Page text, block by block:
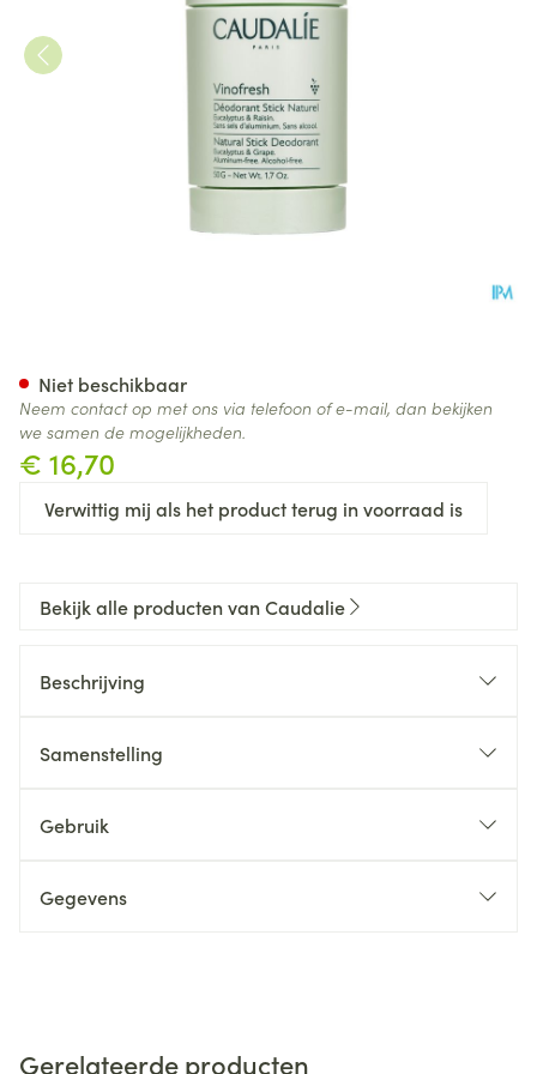
€ 16,70
Verwittig mij als het product terug in voorraad is
Niet beschikbaar
Neem contact op met ons via telefoon of e-mail, dan bekijken
we samen de mogelijkheden.
Bekijk alle producten van Caudalie
Beschrijving
Samenstelling
Gebruik
Gegevens
Gerelateerde producten